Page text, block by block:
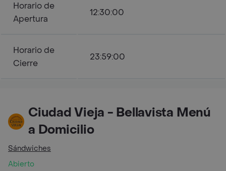
Horario de
Apertura
12:30:00
Horario de
Cierre
23:59:00
Ciudad Vieja - Bellavista Menú
a Domicilio
Sándwiches
Abierto